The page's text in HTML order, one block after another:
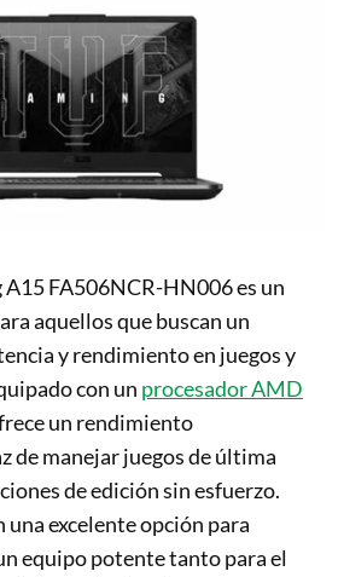
A15 FA506NCR-HN006 es un
aquellos que buscan un
y rendimiento en juegos y
con un procesador AMD
un rendimiento
de manejar juegos de última
de edición sin esfuerzo.
una excelente opción para
equipo potente tanto para el